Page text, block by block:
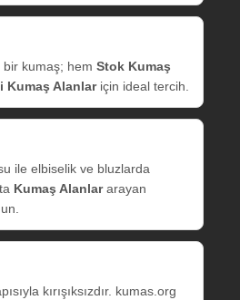
bir kumaş; hem Stok Kumaş
Kumaş Alanlariçin ideal tercih.
ile elbiselik ve bluzlarda
Kumaş Alanlararayan
kırışıksızdır. kumas.org